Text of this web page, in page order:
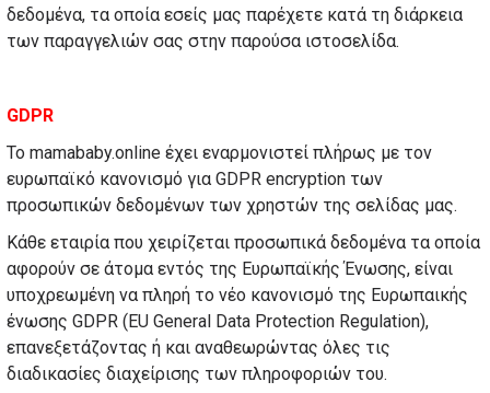
δεδομένα, τα οποία εσείς μας παρέχετε κατά τη διάρκεια
των παραγγελιών σας στην παρούσα ιστοσελίδα.
GDPR
Το mamababy.online έχει εναρμονιστεί πλήρως με τον
ευρωπαϊκό κανονισμό για GDPR encryption των
προσωπικών δεδομένων των χρηστών της σελίδας μας.
Κάθε εταιρία που χειρίζεται προσωπικά δεδομένα τα οποία
αφορούν σε άτομα εντός της Ευρωπαϊκής Ένωσης, είναι
υποχρεωμένη να πληρή το νέο κανονισμό της Ευρωπαικής
ένωσης GDPR (EU General Data Protection Regulation),
επανεξετάζοντας ή και αναθεωρώντας όλες τις
διαδικασίες διαχείρισης των πληροφοριών του.